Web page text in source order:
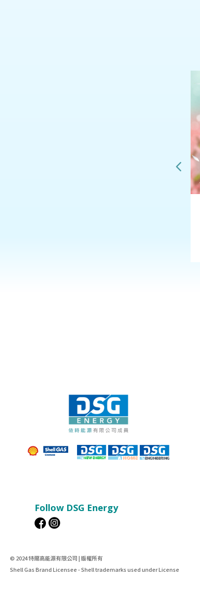
Follow DSG Energy
© 2024 特爾高能源有限公司 | 版權所有
Shell Gas Brand Licensee - Shell trademarks used under License